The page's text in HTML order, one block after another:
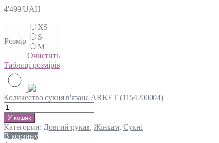
4'499 UAH
Розмір
XS
S
M
Очистить
Таблиці розмірів
Количество сукня в'язана ARKET (1154200004)
У кошик
Категории: Довгий рукав, Жінкам, Сукні
В корзину